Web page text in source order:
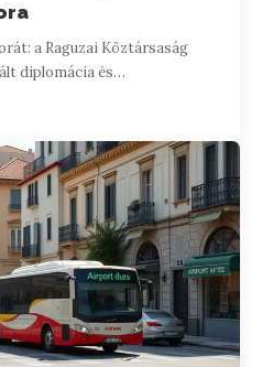
a Raguzai Köztársaság
diplomácia és…